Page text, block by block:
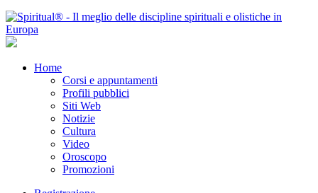
Home
Corsi e appuntamenti
Profili pubblici
Siti Web
Notizie
Cultura
Video
Oroscopo
Promozioni